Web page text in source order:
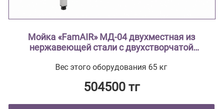
Мойка «FamAIR» МД-04 двухместная из
нержавеющей стали с двухстворчатой
тумба из нержавеющей стали , мойки
столешницу)
Вес этого оборудования 65 кг
504500 тг